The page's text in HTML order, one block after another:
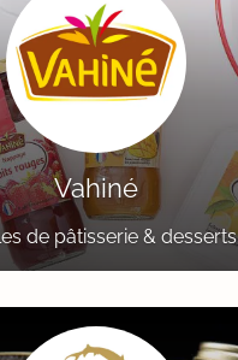
Vahiné
de pâtisserie & desserts